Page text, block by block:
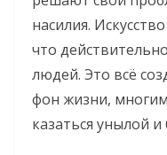
насилия.
что
людей. Это всё
фон жизни,
казаться унылой